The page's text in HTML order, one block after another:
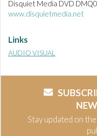
Disquiet Media DVD
www.disquietmedia.net
Links
AUDIO VISUAL
Stay updated on